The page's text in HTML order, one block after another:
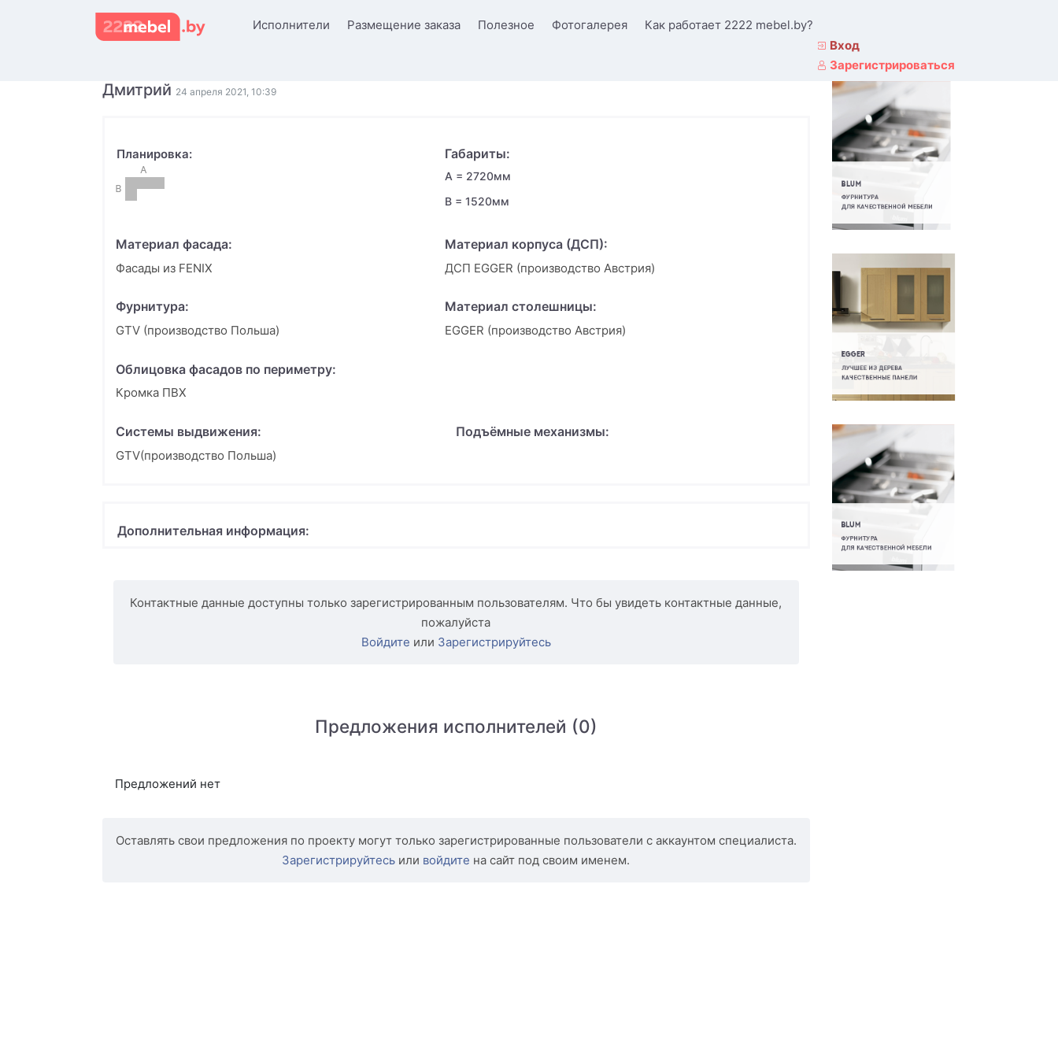
Исполнители Размещение заказа Полезное Фотогалерея
Как работает 2222 mebel.by?
Вход
Зарегистрироваться
Дмитрий 24 апреля 2021, 10:39
Планировка: Габариты:
A = 2720мм
B = 1520мм
Материал фасада:
Фасады из FENIX
Материал корпуса (ДСП):
ДСП EGGER (производство Австрия)
Фурнитура:
GTV (производство Польша)
Материал столешницы:
EGGER (производство Австрия)
Облицовка фасадов по периметру:
Кромка ПВХ
Системы выдвижения:
GTV(производство Польша)
Подъёмные механизмы:
Дополнительная информация:
Контактные данные доступны только зарегистрированным пользователям. Что бы увидеть контактные данные,
пожалуйста
Войдите или Зарегистрируйтесь
Предложения исполнителей (0)
Предложений нет
Оставлять свои предложения по проекту могут только зарегистрированные пользователи с аккаунтом специалиста.
Зарегистрируйтесь или войдите на сайт под своим именем.